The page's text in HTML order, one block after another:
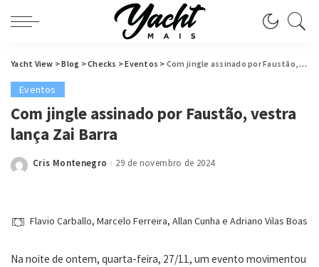
Yacht View >Blog >Checks >Eventos > Com jingle assinado por Faustão, vestra lança Zai Barra
Eventos
Com jingle assinado por Faustão, vestra
lança Zai Barra
Posted
Cris Montenegro 29 de novembro de 2024
Flavio Carballo, Marcelo Ferreira, Allan Cunha e Adriano Vilas Boas
Na noite de ontem, quarta-feira, 27/11, um evento movimentou